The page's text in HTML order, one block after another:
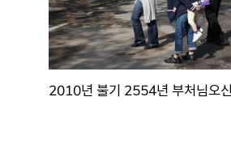
2010년 불기 2554년 부처님오